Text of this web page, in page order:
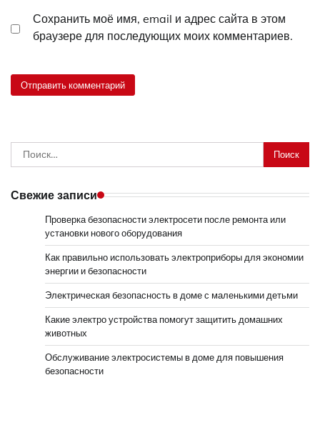
Сохранить моё имя, email и адрес сайта в этом
браузере для последующих моих комментариев.
Найти:
Свежие записи
Проверка безопасности электросети после ремонта или
установки нового оборудования
Как правильно использовать электроприборы для экономии
энергии и безопасности
Электрическая безопасность в доме с маленькими детьми
Какие электро устройства помогут защитить домашних
животных
Обслуживание электросистемы в доме для повышения
безопасности